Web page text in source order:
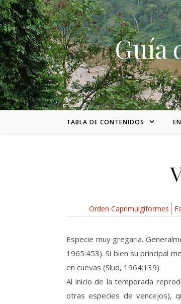
Skip to content
Guía
TABLA DE CONTENIDOS
Orden Caprimulgiformes
Especie muy gregaria.
1965:453). Si bien su principal
en cuevas (Slud, 1964:139).
Al inicio de la temporada
otras especies de vencejos),